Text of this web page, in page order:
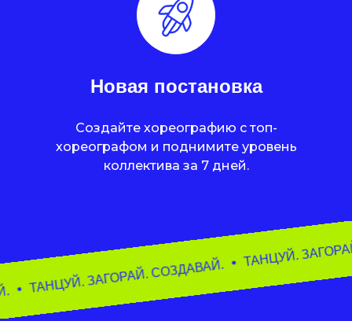
Новая постановка
Создайте хореографию с топ-
хореографом и поднимите уровень
коллектива за 7 дней.
ТАНЦУЙ. ЗАГОРАЙ. СОЗДАВАЙ.